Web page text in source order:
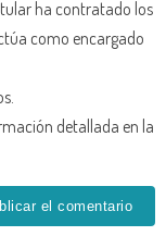
ha contratado los
como encargado
detallada en la